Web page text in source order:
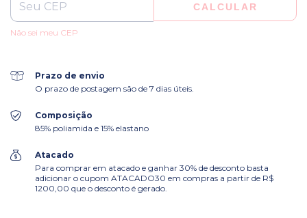
CALCULAR
Não sei meu CEP
Prazo de envio
O prazo de postagem são de 7 dias úteis.
Composição
85% poliamida e 15% elastano
Atacado
Para comprar em atacado e ganhar 30% de desconto basta
adicionar o cupom ATACADO30 em compras a partir de R$
1200,00 que o desconto é gerado.